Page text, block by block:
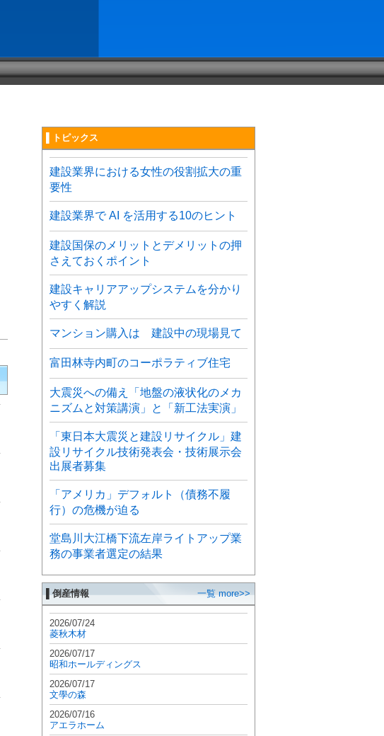
▌トピックス
建設業界における女性の役割拡大の重
要性
建設業界で AI を活用する10のヒント
建設国保のメリットとデメリットの押
さえておくポイント
建設キャリアアップシステムを分かり
やすく解説
マンション購入は 建設中の現場見て
富田林寺内町のコーポラティブ住宅
大震災への備え「地盤の液状化のメカ
ニズムと対策講演」と「新工法実演」
「東日本大震災と建設リサイクル」建
設リサイクル技術発表会・技術展示会
出展者募集
「アメリカ」デフォルト（債務不履
行）の危機が迫る
堂島川大江橋下流左岸ライトアップ業
務の事業者選定の結果
▌倒産情報 一覧 more>>
2026/07/24
菱秋木材
2026/07/17
昭和ホールディングス
2026/07/17
文學の森
2026/07/16
アエラホーム